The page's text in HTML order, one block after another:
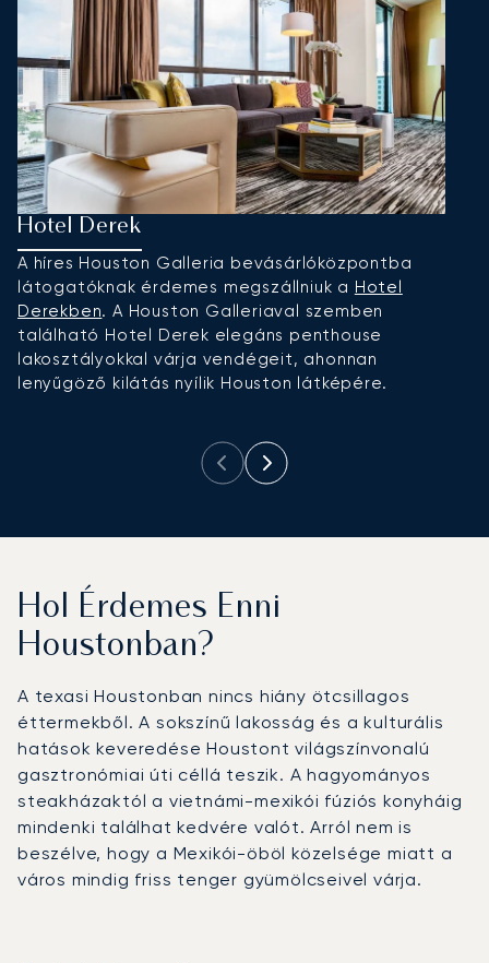
Hotel Derek
A híres Houston Galleria bevásárlóközpontba
látogatóknak érdemes megszállniuk a Hotel
Derekben. A Houston Galleriaval szemben
található Hotel Derek elegáns penthouse
lakosztályokkal várja vendégeit, ahonnan
lenyűgöző kilátás nyílik Houston látképére.
Hol Érdemes Enni
Houstonban?
A texasi Houstonban nincs hiány ötcsillagos
éttermekből. A sokszínű lakosság és a kulturális
hatások keveredése Houstont világszínvonalú
gasztronómiai úti céllá teszik. A hagyományos
steakházaktól a vietnámi-mexikói fúziós konyháig
mindenki találhat kedvére valót. Arról nem is
beszélve, hogy a Mexikói-öböl közelsége miatt a
város mindig friss tenger gyümölcseivel várja.